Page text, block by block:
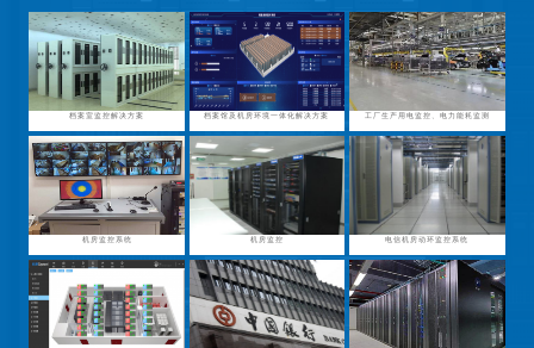
档案室监控解决方案 档案馆及机房环境一体化解决方案 工厂生产用电监控、电力能耗监测
机房监控系统 机房监控 电信机房动环监控系统